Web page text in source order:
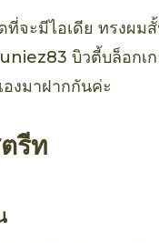
ะมีไอเดีย ทรงผมสั้
บิวตี้บล็อกเ
งมาฝากกันค่ะ
รีท